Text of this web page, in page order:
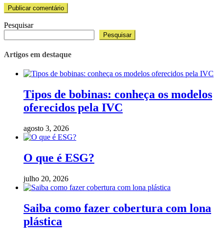
Pesquisar
Pesquisar
Artigos em destaque
Tipos de bobinas: conheça os modelos
oferecidos pela IVC
agosto 3, 2026
O que é ESG?
julho 20, 2026
Saiba como fazer cobertura com lona
plástica